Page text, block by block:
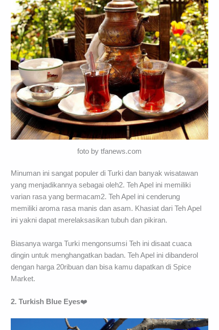
foto by tfanews.com
Minuman ini sangat populer di Turki dan banyak wisatawan
yang menjadikannya sebagai oleh2. Teh Apel ini memiliki
varian rasa yang bermacam2. Teh Apel ini cenderung
memiliki aroma rasa manis dan asam. Khasiat dari Teh Apel
ini yakni dapat merelaksasikan tubuh dan pikiran.
Biasanya warga Turki mengonsumsi Teh ini disaat cuaca
dingin untuk menghangatkan badan. Teh Apel ini dibanderol
dengan harga 20ribuan dan bisa kamu dapatkan di Spice
Market.
2. Turkish Blue Eyes❤️